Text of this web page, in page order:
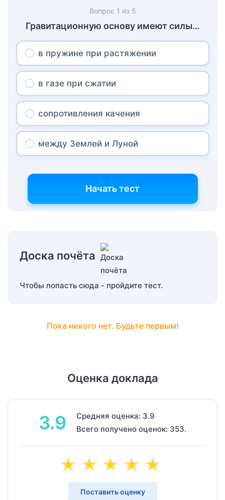
Вопрос 1 из 5
Гравитационную основу имеют силы…
в пружине при растяжении
в газе при сжатии
сопротивления качения
между Землей и Луной
Начать тест
Доска почёта
Чтобы попасть сюда - пройдите тест.
Пока никого нет. Будьте первым!
Оценка доклада
3.9
Средняя оценка: 3.9
Всего получено оценок: 353.
Поставить оценку